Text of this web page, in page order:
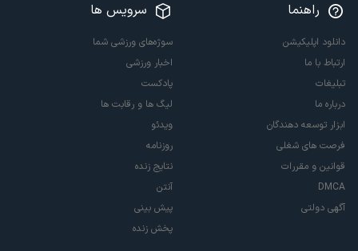
راهنما
دانلود اپلیکیشن
ارتباط با ما
تبلیغات
درباره ما
ابزار توسعه دهندگان
فرصت های شغلی
قوانین و مقررات
DMCA
آگهی دولتی
سرویس ها
سوژه‌های ورزشی شما
اخبار ورزشی
پادکست
لیگ ها و رقابت ها
ویدئو
روزنامه
نتایج زنده
آنتن
پیش بینی
پخش زنده